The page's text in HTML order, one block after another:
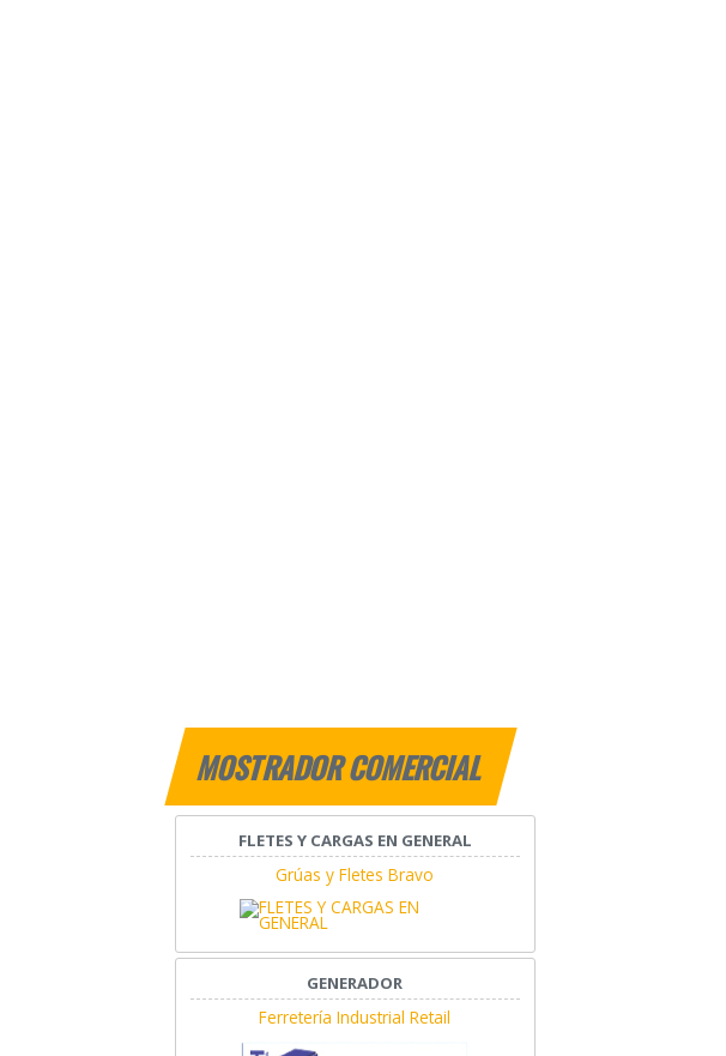
MOSTRADOR COMERCIAL
FLETES Y CARGAS EN GENERAL
Grúas y Fletes Bravo
GENERADOR
Ferretería Industrial Retail